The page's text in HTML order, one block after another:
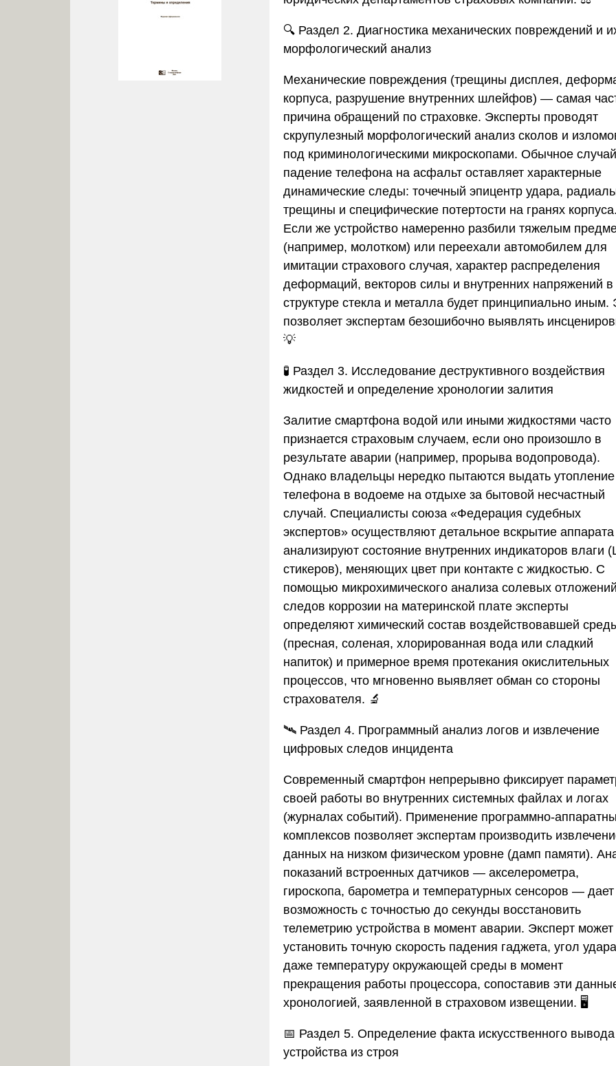
🔍 Раздел 2. Диагностика механических повреждений и
морфологический анализ
Механические повреждения (трещины дисплея,
корпуса, разрушение внутренних шлейфов) — самая
причина обращений по страховке. Эксперты проводят
скрупулезный морфологический анализ сколов и
под криминологическими микроскопами. Обычное
падение телефона на асфальт оставляет характерные
динамические следы: точечный эпицентр удара,
трещины и специфические потертости на гранях корпуса.
Если же устройство намеренно разбили тяжелым
(например, молотком) или переехали автомобилем для
имитации страхового случая, характер распределения
деформаций, векторов силы и внутренних напряжений в
структуре стекла и металла будет принципиально иным.
позволяет экспертам безошибочно выявлять
💡
🧪 Раздел 3. Исследование деструктивного воздействия
жидкостей и определение хронологии залития
Залитие смартфона водой или иными жидкостями часто
признается страховым случаем, если оно произошло в
результате аварии (например, прорыва водопровода).
Однако владельцы нередко пытаются выдать утопление
телефона в водоеме на отдыхе за бытовой несчастный
случай. Специалисты союза «Федерация судебных
экспертов» осуществляют детальное вскрытие аппарата
анализируют состояние внутренних индикаторов влаги
стикеров), меняющих цвет при контакте с жидкостью. С
помощью микрохимического анализа солевых
следов коррозии на материнской плате эксперты
определяют химический состав воздействовавшей
(пресная, соленая, хлорированная вода или сладкий
напиток) и примерное время протекания окислительных
процессов, что мгновенно выявляет обман со стороны
страхователя. 🔬
🛰️ Раздел 4. Программный анализ логов и извлечение
цифровых следов инцидента
Современный смартфон непрерывно фиксирует
своей работы во внутренних системных файлах и логах
(журналах событий). Применение программно-
комплексов позволяет экспертам производить
данных на низком физическом уровне (дамп памяти).
показаний встроенных датчиков — акселерометра,
гироскопа, барометра и температурных сенсоров — дает
возможность с точностью до секунды восстановить
телеметрию устройства в момент аварии. Эксперт может
установить точную скорость падения гаджета, угол
даже температуру окружающей среды в момент
прекращения работы процессора, сопоставив эти
хронологией, заявленной в страховом извещении. 🖥️
📅 Раздел 5. Определение факта искусственного вывода
устройства из строя